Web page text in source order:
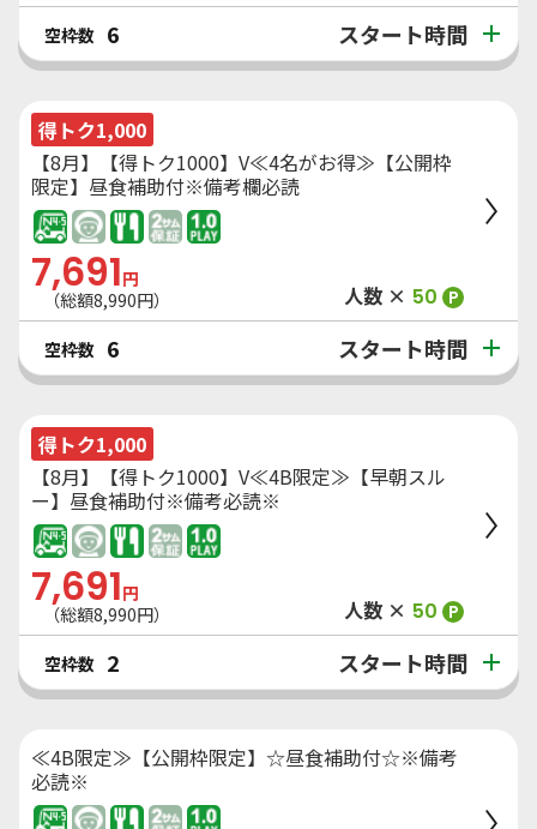
空枠数 6 スタート時間
得トク1,000
【8月】【得トク1000】V≪4名がお得≫【公開枠
限定】昼食補助付※備考欄必読
7,691円
（総額8,990円） 人数 × 50 P
空枠数 6 スタート時間
得トク1,000
【8月】【得トク1000】V≪4B限定≫【早朝スル
ー】昼食補助付※備考必読※
7,691円
（総額8,990円） 人数 × 50 P
空枠数 2 スタート時間
≪4B限定≫【公開枠限定】☆昼食補助付☆※備考
必読※